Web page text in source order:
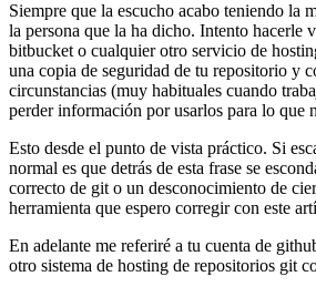
Siempre que la escucho acabo teniendo la
la persona que la ha dicho. Intento hacerle
bitbucket o cualquier otro servicio de
una copia de seguridad de tu repositorio y
circunstancias (muy habituales cuando
perder información por usarlos para lo que
Esto desde el punto de vista práctico. Si
normal es que detrás de esta frase se
correcto de git o un desconocimiento de
herramienta que espero corregir con este
En adelante me referiré a tu cuenta de
otro sistema de hosting de repositorios git